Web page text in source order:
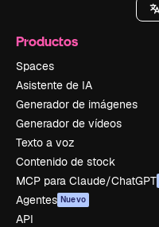
Productos
Spaces
Asistente de IA
Generador de imágenes
Generador de vídeos
Texto a voz
Contenido de stock
MCP para Claude/ChatGPT
Agentes Nuevo
API